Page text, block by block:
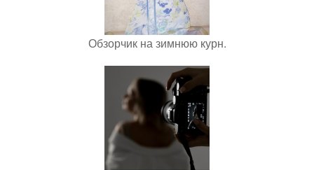
Обзорчик на зимнюю курн.